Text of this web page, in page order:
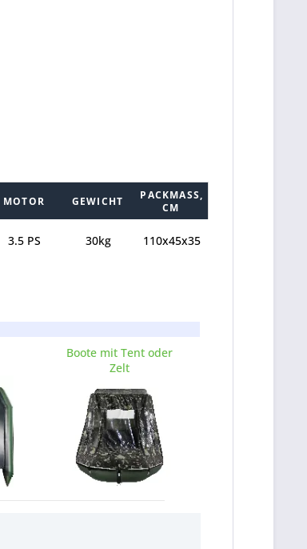
MOTOR GEWICHT
PACKMASS, C
M
3.5 PS 30kg 110x45x35
Boote mit Tent oder
Zelt